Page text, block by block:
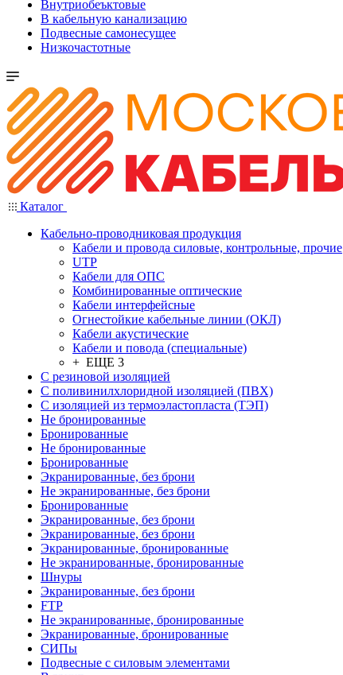
Внутриобеъктовые
В кабельную канализацию
Подвесные самонесущее
Низкочастотные
Каталог
Кабельно-проводниковая продукция
Кабели и провода силовые, контрольные, прочие
UTP
Кабели для ОПС
Комбинированные оптические
Кабели интерфейсные
Огнестойкие кабельные линии (ОКЛ)
Кабели акустические
Кабели и повода (специальные)
+ ЕЩЕ 3
С резиновой изоляцией
С поливинилхлоридной изоляцией (ПВХ)
С изоляцией из термоэластопласта (ТЭП)
Не бронированные
Бронированные
Не бронированные
Бронированные
Экранированные, без брони
Не экранированные, без брони
Бронированные
Экранированные, без брони
Экранированные, без брони
Экранированные, бронированные
Не экранированные, бронированные
Шнуры
Экранированные, без брони
FTP
Не экранированные, бронированные
Экранированные, бронированные
СИПы
Подвесные с силовым элементами